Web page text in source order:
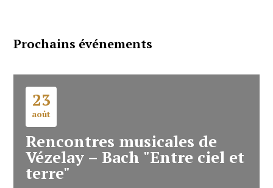
Prochains événements
23
août
Rencontres musicales de
Vézelay – Bach "Entre ciel et
terre"